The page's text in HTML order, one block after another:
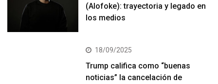
(Alofoke): trayectoria y legado en
los medios
18/09/2025
Trump califica como “buenas
noticias” la cancelación de